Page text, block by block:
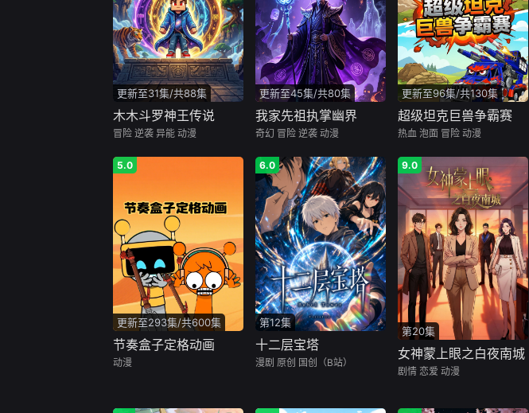
更新至31集/共88集
木木斗罗神王传说
冒险 逆袭 异能 动漫
更新至45集/共80集
我家先祖执掌幽界
奇幻 冒险 逆袭 动漫
更新至96集/共130集
超级坦克巨兽争霸赛
热血 泡面 冒险 动漫
5.0
更新至293集/共600集
节奏盒子定格动画
动漫
6.0
第12集
十二层宝塔
漫剧 原创 国创（B站）
9.0
第20集
女神蒙上眼之白夜南城
剧情 恋爱 动漫